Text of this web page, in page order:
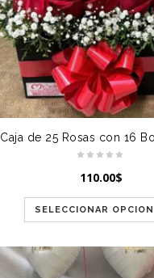
Caja de 25 Rosas con 16
110.00$
SELECCIONAR